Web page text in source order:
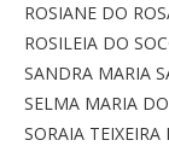
ROSIANE DO
ROSILEIA DO
SANDRA MARIA
SELMA MARIA
SORAIA TEIXEIRA